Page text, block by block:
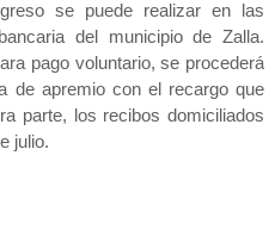
se puede realizar en las
del municipio de Zalla.
pago voluntario, se procederá
de apremio con el recargo que
parte, los recibos domiciliados
julio.